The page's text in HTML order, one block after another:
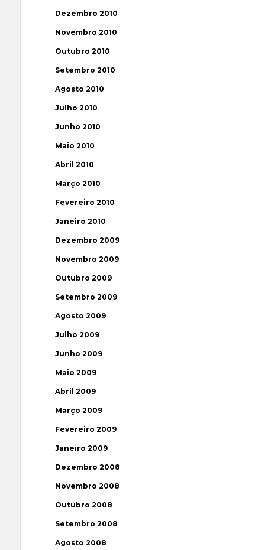
Dezembro 2010
Novembro 2010
Outubro 2010
Setembro 2010
Agosto 2010
Julho 2010
Junho 2010
Maio 2010
Abril 2010
Março 2010
Fevereiro 2010
Janeiro 2010
Dezembro 2009
Novembro 2009
Outubro 2009
Setembro 2009
Agosto 2009
Julho 2009
Junho 2009
Maio 2009
Abril 2009
Março 2009
Fevereiro 2009
Janeiro 2009
Dezembro 2008
Novembro 2008
Outubro 2008
Setembro 2008
Agosto 2008